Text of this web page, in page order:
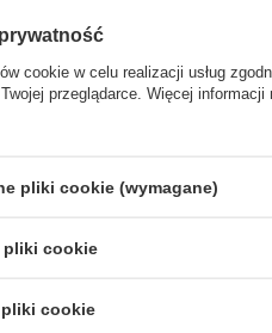
i fakturowych, edycja
przeglądanie poczty email, zakupy
cookie w celu realizacji usług
przeglądarce. Więcej
pliki cookie (wymagane)
pliki cookie
pliki cookie